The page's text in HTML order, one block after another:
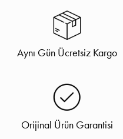
Aynı Gün Ücretsiz Kargo
Orijinal Ürün Garantisi